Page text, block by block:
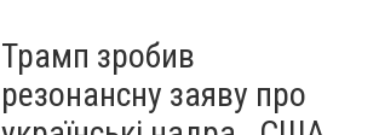
Трамп зробив
резонансну заяву про